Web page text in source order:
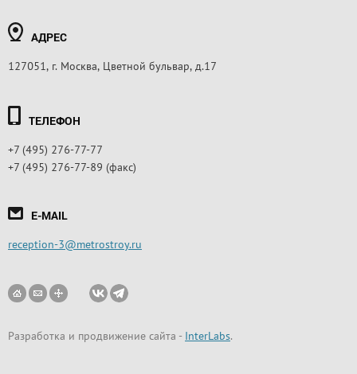
АДРЕС
127051, г. Москва, Цветной бульвар, д.17
ТЕЛЕФОН
+7 (495) 276-77-77
+7 (495) 276-77-89 (факс)
E-MAIL
reception-3@metrostroy.ru
Разработка и продвижение сайта - InterLabs.